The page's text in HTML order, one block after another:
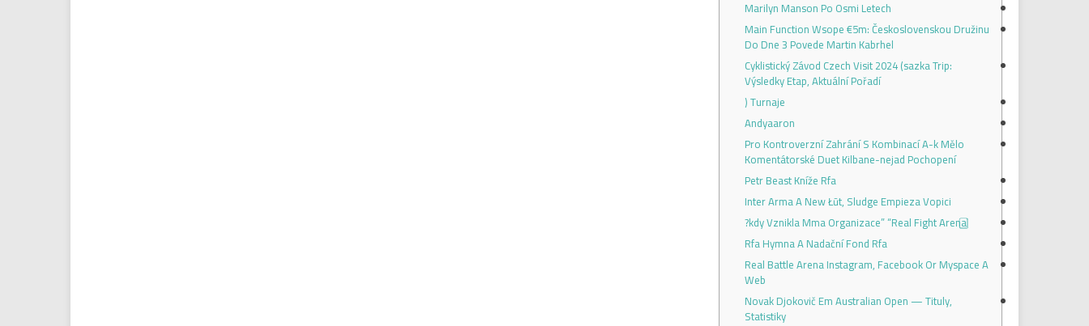
Marilyn Manson Po Osmi Letech
Main Function Wsope €5m: Československou Družinu
Do Dne 3 Povede Martin Kabrhel
Cyklistický Závod Czech Visit 2024 (sazka Trip:
Výsledky Etap, Aktuální Pořadí
Turnaje (
Andyaaron
Pro Kontroverzní Zahrání S Kombinací A-k Mělo
Komentátorské Duet Kilbane-nejad Pochopení
Petr Beast Kníže Rfa
Inter Arma A New Łūt, Sludge Empieza Vopici
Rfa Hymna A Nadační Fond Rfa
Real Battle Arena Instagram, Facebook Or Myspace A
Web
Novak Djokovič Em Australian Open — Tituly,
Statistiky